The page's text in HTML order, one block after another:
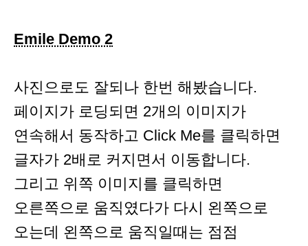
Emile Demo 2
사진으로도 잘되나 한번 해봤습니다.
페이지가 로딩되면 2개의 이미지가
연속해서 동작하고 Click Me를 클릭하면
글자가 2배로 커지면서 이동합니다.
그리고 위쪽 이미지를 클릭하면
오른쪽으로 움직였다가 다시 왼쪽으로
오는데 왼쪽으로 움직일때는 점점